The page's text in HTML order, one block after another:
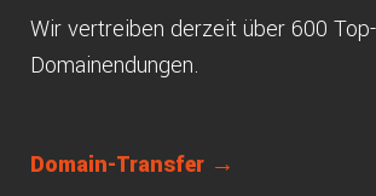
Wir vertreiben derzeit über 600
Domainendungen.
Domain-Transfer →